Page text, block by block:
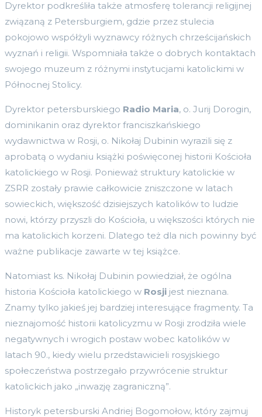
Dyrektor podkreśliła także atmosferę tolerancji religijnej
związaną z Petersburgiem, gdzie przez stulecia
pokojowo współżyli wyznawcy różnych chrześcijańskich
wyznań i religii. Wspomniała także o dobrych kontaktach
swojego muzeum z różnymi instytucjami katolickimi w
Północnej Stolicy.
Dyrektor petersburskiego Radio Maria, o. Jurij Dorogin,
dominikanin oraz dyrektor franciszkańskiego
wydawnictwa w Rosji, o. Nikołaj Dubinin wyrazili się z
aprobatą o wydaniu książki poświęconej historii Kościoła
katolickiego w Rosji. Ponieważ struktury katolickie w
ZSRR zostały prawie całkowicie zniszczone w latach
sowieckich, większość dzisiejszych katolików to ludzie
nowi, którzy przyszli do Kościoła, u większości których nie
ma katolickich korzeni. Dlatego też dla nich powinny być
ważne publikacje zawarte w tej książce.
Natomiast ks. Nikołaj Dubinin powiedział, że ogólna
historia Kościoła katolickiego w Rosji jest nieznana.
Znamy tylko jakieś jej bardziej interesujące fragmenty. Ta
nieznajomość historii katolicyzmu w Rosji zrodziła wiele
negatywnych i wrogich postaw wobec katolików w
latach 90., kiedy wielu przedstawicieli rosyjskiego
społeczeństwa postrzegało przywrócenie struktur
katolickich jako „inwazję zagraniczną”.
Historyk petersburski Andriej Bogomołow, który zajmuj